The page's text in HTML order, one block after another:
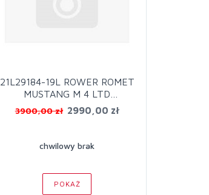
21L29184-19L ROWER ROMET
MUSTANG M 4 LTD
CZAR/CZER
3900,00 zł 2990,00 zł
chwilowy brak
POKAŻ